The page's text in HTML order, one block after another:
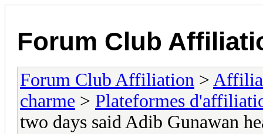
Forum Club
Forum Club Affiliation >
charme > Plateformes
two days said Adib Gunawan